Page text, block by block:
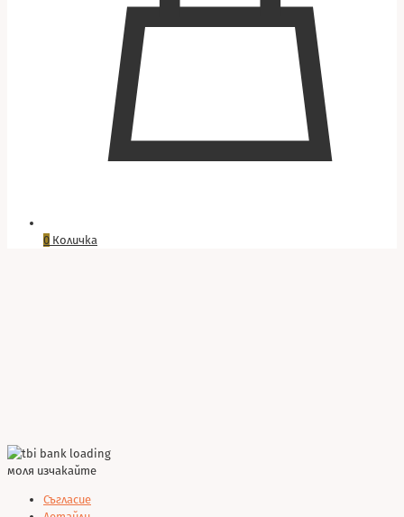
0 Количка
моля изчакайте
Съгласие